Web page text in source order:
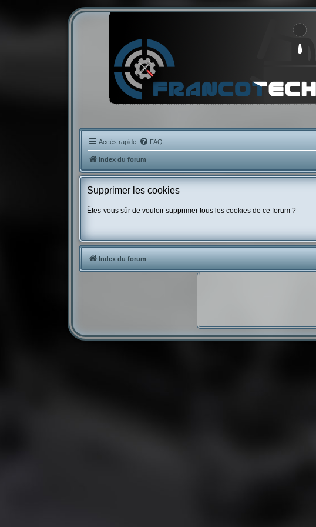
Accès rapide FAQ
Index du forum
Supprimer les cookies
Êtes-vous sûr de vouloir supprimer tous les cookies de ce forum ?
Index du forum